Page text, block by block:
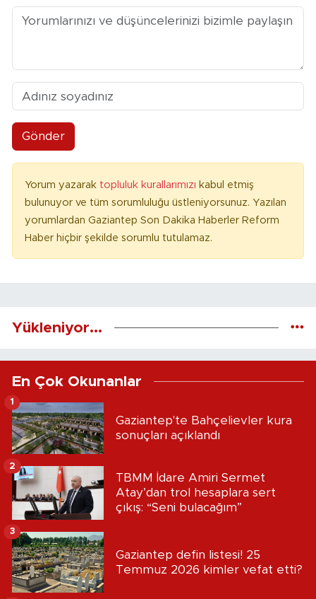
Gönder
Yorum yazarak topluluk kurallarımızı kabul etmiş
bulunuyor ve tüm sorumluluğu üstleniyorsunuz. Yazılan
yorumlardan Gaziantep Son Dakika Haberler Reform
Haber hiçbir şekilde sorumlu tutulamaz.
Yükleniyor...
En Çok Okunanlar
Gaziantep'te Bahçelievler kura
sonuçları açıklandı
1
TBMM İdare Amiri Sermet
Atay’dan trol hesaplara sert
çıkış: “Seni bulacağım”
2
Gaziantep defin listesi! 25
Temmuz 2026 kimler vefat etti?
3